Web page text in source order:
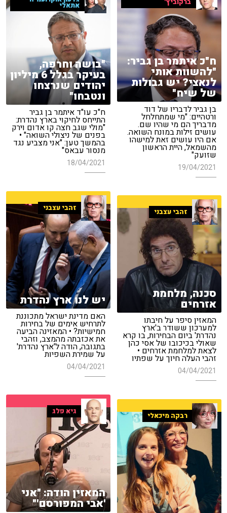
ברקוביץ'
ח"כ איתמר בן גביר:
"להשוות אותי
לנאצי? יש גבולות
של שיח"
בן גביר לדבריו של דוד
ורטהיים: "מי שמתחלחל
מדבריך הם מי שהיו שם.
עושים זילות במונח השואה.
אם היו עושים זאת למישהו
מהשמאל, היית הראשון
שזועק"
19/04/2021
אתאלי
"בושה וחרפה,
בעיקר בגלל 6 מיליון
יהודים שנרצחו
ונטבחו"
ח"כ עו"ד איתמר בן גביר
התייחס לחיקוי בארץ נהדרת:
"מולי שגב חצה קו אדום וירק
בפנים של ניצולי השואה" •
בהמשך טען: "אני מצביע נגד
מנסור עבאס"
18/04/2021
זהבי עצבני
יש לנו ארץ נהדרת
האם מדינת ישראל מתכוננת
לתרחיש אימים של בחירות
חמישיות? • המאזינה הביעה
את אכזבתה מהמצב, וזהבי
בתגובה, הודה ל'ארץ נהדרת'
על שמירת השפיות
04/04/2021
זהבי עצבני
סכנה, מלחמת
אזרחים
המאזין סיפר על חיבתו
למערכון ששודר ב'ארץ
נהדרת' ביום הבחירות, בו קרא
שאולי בכיכובו של אסי כהן
לצאת למלחמת אזרחים •
זהבי העלה חיוך על שפתיו
04/04/2021
גיא פלג
המאזין הודה: "אני
'אבי המפורסם'"
רבקה מיכאלי